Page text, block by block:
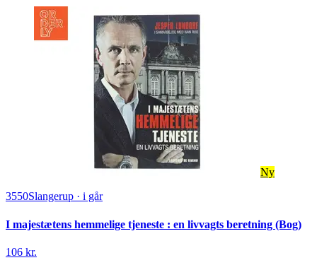
Ny
3550Slangerup · i går
I majestætens hemmelige tjeneste : en livvagts beretning (Bog)
106 kr.